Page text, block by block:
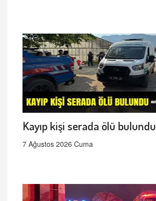
Kayıp kişi serada ölü bulundu
7 Ağustos 2026 Cuma